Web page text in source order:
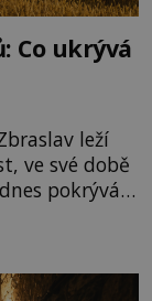
Co ukrývá
leží
ve své době
pokrývá
hradišti jsou
po Keltech